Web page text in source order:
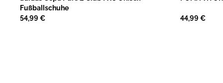
Fußballschuhe
54,99 €
44,99 €